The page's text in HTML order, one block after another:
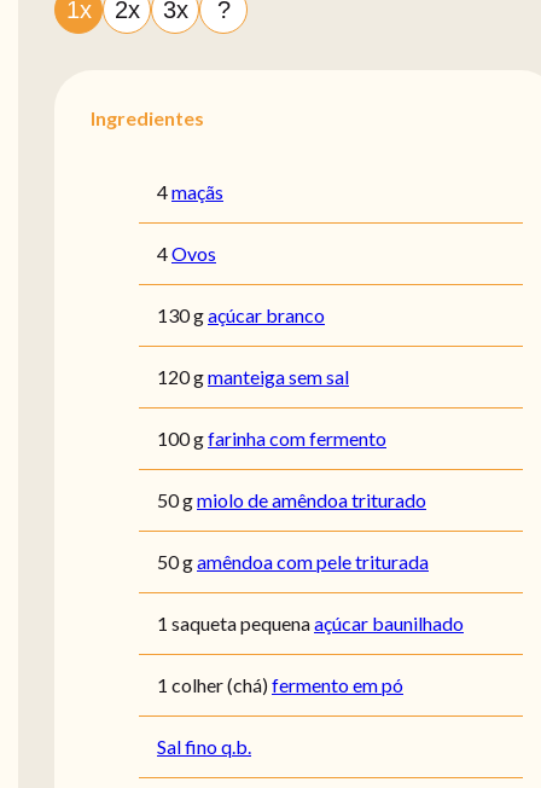
1x 2x 3x ?
Ingredientes
4maçãs
4Ovos
130 gaçúcar branco
120 gmanteiga sem sal
100 gfarinha com fermento
50 gmiolo de amêndoa triturado
50 gamêndoa com pele triturada
1 saqueta pequenaaçúcar baunilhado
1 colher (chá)fermento em pó
Sal fino q.b.